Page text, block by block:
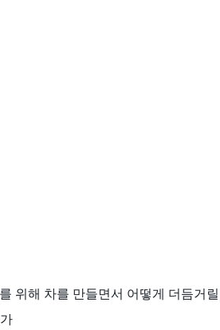
위해 차를 만들면서 어떻게 더듬거